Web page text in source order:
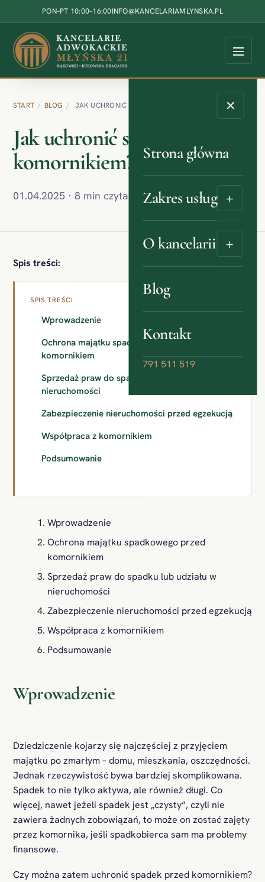
Przejdź do treściPON–PT 10:00–16:00INFO@KANCELARIAMLYNSKA.PL
✕
Strona główna
Zakres usług +
O kancelarii +
Blog
Kontakt
791 511 519
START / BLOG / JAK UCHRONIĆ SPADEK PRZED KOMORNIKIEM?
Jak uchronić spadek przed
komornikiem?
01.04.2025 · 8 min czytania · Kategoria: Blog
Spis treści:
SPIS TREŚCI
Wprowadzenie
Ochrona majątku spadkowego przed
komornikiem
Sprzedaż praw do spadku lub udziału w
nieruchomości
Zabezpieczenie nieruchomości przed egzekucją
Współpraca z komornikiem
Podsumowanie
Wprowadzenie
Ochrona majątku spadkowego przed
komornikiem
Sprzedaż praw do spadku lub udziału w
nieruchomości
Zabezpieczenie nieruchomości przed egzekucją
Współpraca z komornikiem
Podsumowanie
Wprowadzenie
Dziedziczenie kojarzy się najczęściej z przyjęciem
majątku po zmarłym – domu, mieszkania, oszczędności.
Jednak rzeczywistość bywa bardziej skomplikowana.
Spadek to nie tylko aktywa, ale również długi. Co
więcej, nawet jeżeli spadek jest „czysty”, czyli nie
zawiera żadnych zobowiązań, to może on zostać zajęty
przez komornika, jeśli spadkobierca sam ma problemy
finansowe.
Czy można zatem uchronić spadek przed komornikiem?